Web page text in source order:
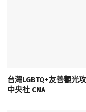
台灣LGBTQ+友善觀光
中央社 CNA